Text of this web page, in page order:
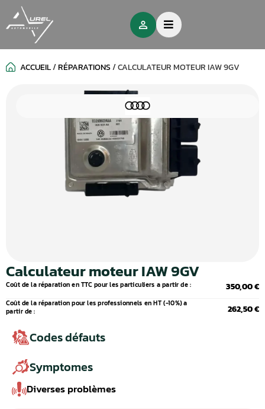
ACCUEIL/RÉPARATIONS/CALCULATEUR MOTEUR IAW 9GV
Calculateur moteur IAW 9GV
Coût de la réparation en TTC pour les particuliers a partir de : 350,00 €
Coût de la réparation pour les professionnels en HT (-10%) a
partir de : 262,50 €
Codes défauts
Symptomes
Diverses problèmes